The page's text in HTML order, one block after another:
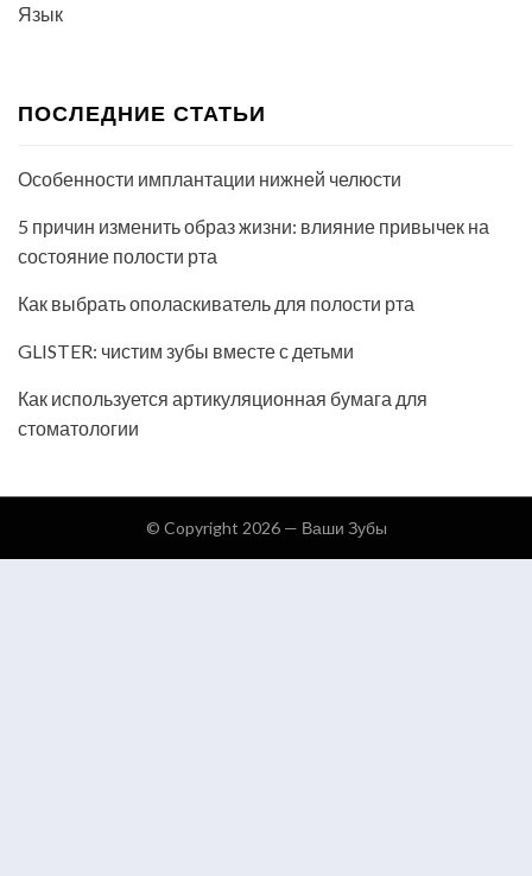
Язык
ПОСЛЕДНИЕ СТАТЬИ
Особенности имплантации нижней челюсти
5 причин изменить образ жизни: влияние привычек на
состояние полости рта
Как выбрать ополаскиватель для полости рта
GLISTER: чистим зубы вместе с детьми
Как используется артикуляционная бумага для
стоматологии
© Copyright 2026 — Ваши Зубы
Keratin Theme byThemeCot⋅Powered byWordPress